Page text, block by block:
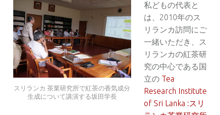
スリランカ 茶業研究所で紅茶の香気成分
生成について講演する坂田学長
私どもの代表と
は、2010年のス
リランカ訪問にご
一緒いただき、ス
リランカの紅茶研
究の中心である国
立の Tea
Research Institute
of Sri Lanka :スリ